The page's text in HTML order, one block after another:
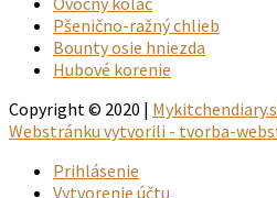
Pšenično-ražný chlieb
Bounty osie hniezda
Hubové korenie
Copyright © 2020 |
Webstránku vytvorili - tvorba-
Prihlásenie
Vytvorenie účtu